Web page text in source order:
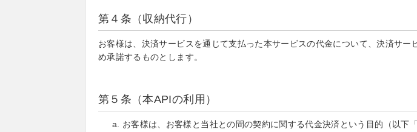
第４条（収納代行）
お客様は、決済サービスを通じて支払った本サービスの代金について、決済サ
め承諾するものとします。
第５条（本APIの利用）
お客様は、お客様と当社との間の契約に関する代金決済という目的（以